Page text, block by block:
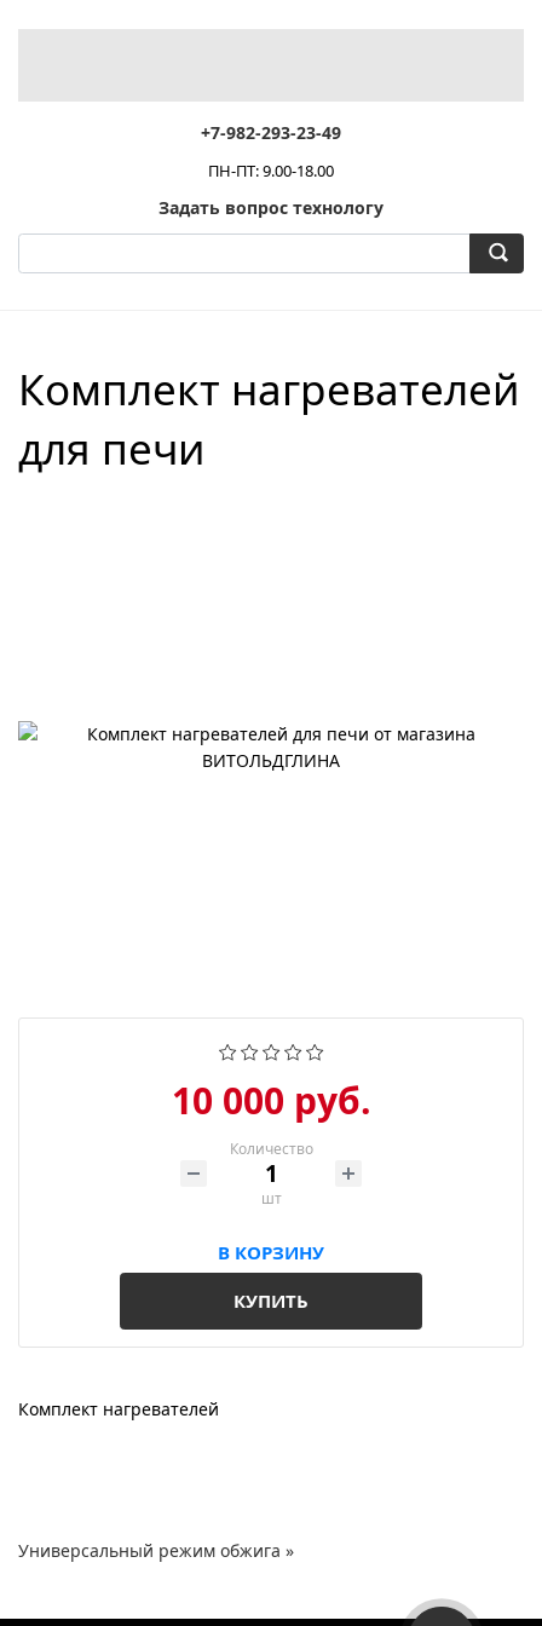
+7-982-293-23-49
ПН-ПТ: 9.00-18.00
Задать вопрос технологу
Корзина
Комплект нагревателей
для печи
10 000 руб.
Количество
шт
В КОРЗИНУ
КУПИТЬ
Комплект нагревателей
Универсальный режим обжига »